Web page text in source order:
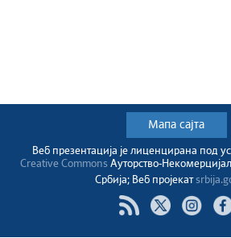
Мапа сајта
Веб презентација jе лиценциранa под
Creative CommonsАуторство-
Србија; Веб пројекат